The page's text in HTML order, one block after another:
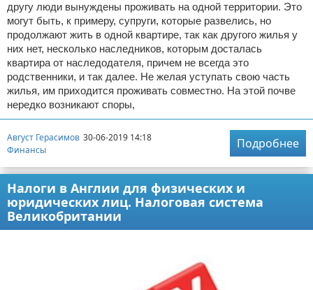
другу люди вынуждены проживать на одной территории. Это
могут быть, к примеру, супруги, которые развелись, но
продолжают жить в одной квартире, так как другого жилья у
них нет, несколько наследников, которым досталась
квартира от наследодателя, причем не всегда это
родственники, и так далее. Не желая уступать свою часть
жилья, им приходится проживать совместно. На этой почве
нередко возникают споры,
Август Герасимов 30-06-2019 14:18
Финансы
Подробнее
Налоги в Англии для физических и
юридических лиц. Налоговая система
Великобритании